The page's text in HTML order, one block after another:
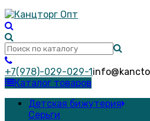
+7(978)-029-029-1
Каталог товаров
Детская бижутерия
Серьги